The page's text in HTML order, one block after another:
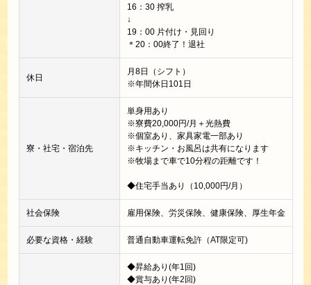
16：30 搾乳
↓
19：00 片付け・見回り
＊20：00終了！退社
休日
月8日（シフト）
※年間休日101日
寮・社宅・宿泊先
単身用あり
※寮費20,000円/月＋光熱費
※個室あり、家具家電一部あり
※キッチン・お風呂は共有になります
※牧場まで車で10分程の距離です！
◆住宅手当あり（10,000円/月）
社会保険 雇用保険、労災保険、健康保険、厚生年金
必要な資格・経験 普通自動車運転免許（AT限定可)
◆昇給あり(年1回)
◆賞与あり(年2回)